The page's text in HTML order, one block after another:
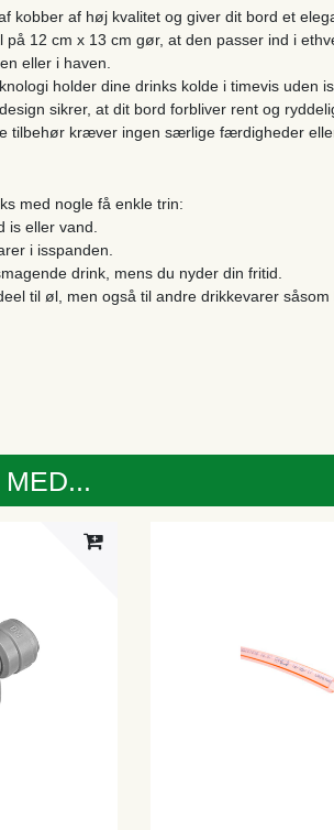
kobber af høj kvalitet og giver dit bord et
på 12 cm x 13 cm gør, at den passer ind i
eller i haven.
holder dine drinks kolde i timevis uden
sikrer, at dit bord forbliver rent og
tilbehør kræver ingen særlige færdigheder
med nogle få enkle trin:
is eller vand.
i isspanden.
drink, mens du nyder din fritid.
til øl, men også til andre drikkevarer